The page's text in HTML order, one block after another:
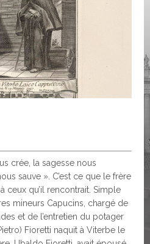
crée, la sagesse nous
sauve ». C’est ce que le frère
ceux qu’il rencontrait. Simple
mineurs Capucins, chargé de
et de l’entretien du potager
Fioretti naquit à Viterbe le